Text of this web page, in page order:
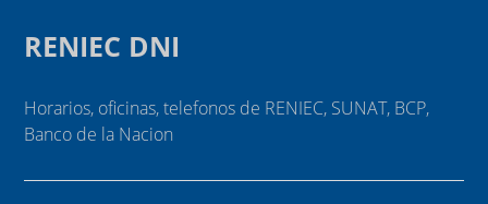
RENIEC DNI
Horarios, oficinas, telefonos de RENIEC, SUNAT, BCP,
Banco de la Nacion